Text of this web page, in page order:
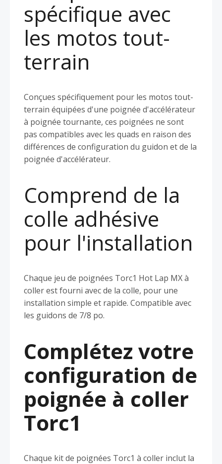
spécifique avec
les motos tout-
terrain
Conçues spécifiquement pour les motos tout-
terrain équipées d'une poignée d'accélérateur
à poignée tournante, ces poignées ne sont
pas compatibles avec les quads en raison des
différences de configuration du guidon et de la
poignée d'accélérateur.
Comprend de la
colle adhésive
pour l'installation
Chaque jeu de poignées Torc1 Hot Lap MX à
coller est fourni avec de la colle, pour une
installation simple et rapide. Compatible avec
les guidons de 7/8 po.
Complétez votre
configuration de
poignée à coller
Torc1
Chaque kit de poignées Torc1 à coller inclut la